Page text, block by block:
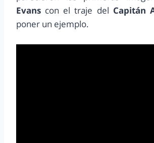
Evans con el traje del Capitán
poner un ejemplo.